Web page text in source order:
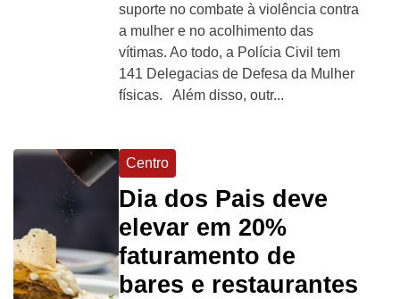
suporte no combate à violência contra
a mulher e no acolhimento das
vítimas. Ao todo, a Polícia Civil tem
141 Delegacias de Defesa da Mulher
físicas. Além disso, outr...
Centro
Dia dos Pais deve
elevar em 20%
faturamento de
bares e restaurantes